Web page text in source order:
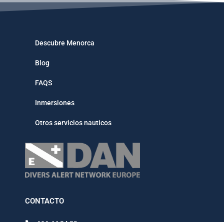
Descubre Menorca
Blog
FAQS
Inmersiones
Otros servicios nauticos
CONTACTO